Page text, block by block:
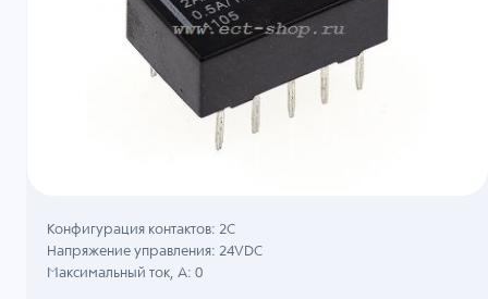
Конфигурация контактов: 2С
Напряжение управления: 24VDC
Максимальный ток, А: 0